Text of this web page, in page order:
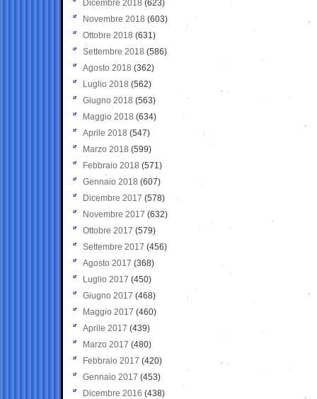
Dicembre 2018 (623)
Novembre 2018 (603)
Ottobre 2018 (631)
Settembre 2018 (586)
Agosto 2018 (362)
Luglio 2018 (562)
Giugno 2018 (563)
Maggio 2018 (634)
Aprile 2018 (547)
Marzo 2018 (599)
Febbraio 2018 (571)
Gennaio 2018 (607)
Dicembre 2017 (578)
Novembre 2017 (632)
Ottobre 2017 (579)
Settembre 2017 (456)
Agosto 2017 (368)
Luglio 2017 (450)
Giugno 2017 (468)
Maggio 2017 (460)
Aprile 2017 (439)
Marzo 2017 (480)
Febbraio 2017 (420)
Gennaio 2017 (453)
Dicembre 2016 (438)